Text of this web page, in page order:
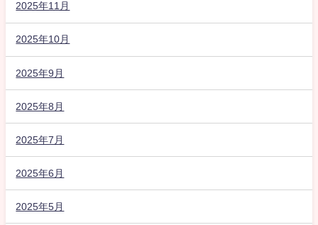
2025年11月
2025年10月
2025年9月
2025年8月
2025年7月
2025年6月
2025年5月